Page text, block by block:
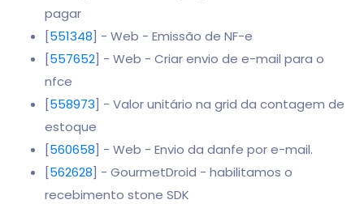
pagar
[551348] - Web - Emissão de NF-e
[557652] - Web - Criar envio de e-mail para o
nfce
[558973] - Valor unitário na grid da contagem de
estoque
[560658] - Web - Envio da danfe por e-mail.
[562628] - GourmetDroid - habilitamos o
recebimento stone SDK